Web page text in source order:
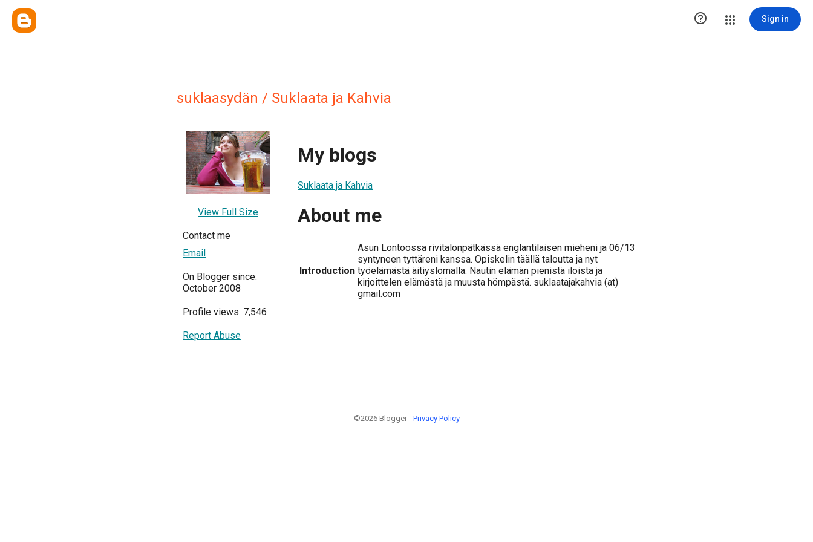
 Sign in
suklaasydän / Suklaata ja Kahvia
View Full Size
Contact me
Email
On Blogger since:
October 2008
Profile views: 7,546
Report Abuse
My blogs
Suklaata ja Kahvia
About me
Introduction
Asun Lontoossa rivitalonpätkässä englantilaisen mieheni ja 06/13
syntyneen tyttäreni kanssa. Opiskelin täällä taloutta ja nyt
työelämästä äitiyslomalla. Nautin elämän pienistä iloista ja
kirjoittelen elämästä ja muusta hömpästä. suklaatajakahvia (at)
gmail.com
©2026 Blogger - Privacy Policy